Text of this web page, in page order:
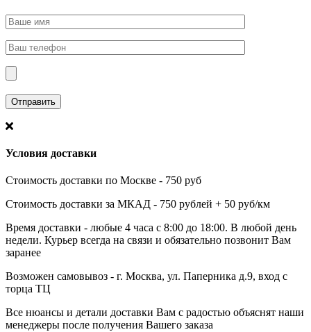
Условия доставки
Стоимость доставки по Москве - 750 руб
Стоимость доставки за МКАД - 750 рублей + 50 руб/км
Время доставки - любые 4 часа с 8:00 до 18:00. В любой день
недели. Курьер всегда на связи и обязательно позвонит Вам
заранее
Возможен самовывоз - г. Москва, ул. Паперника д.9, вход с
торца ТЦ
Все нюансы и детали доставки Вам с радостью объяснят наши
менеджеры после получения Вашего заказа